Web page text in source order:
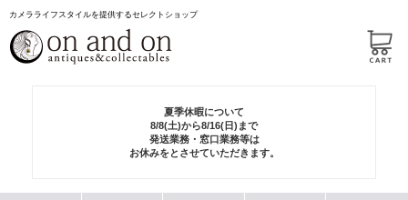
カメラライフスタイルを提供するセレクトショップ
夏季休暇について
8/8(土)から8/16(日)まで
発送業務・窓口業務等は
お休みをとさせていただきます。